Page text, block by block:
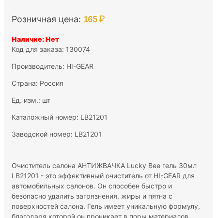
Розничная цена: 165 ₽
Наличие: Нет
Код для заказа: 130074
Производитель: HI-GEAR
Страна: Россия
Ед. изм.: шт
Каталожный номер: LB21201
Заводской номер: LB21201
Очиститель салона АНТИЖВАЧКА Lucky Bee гель 30мл
LB21201 - это эффективный очиститель от HI-GEAR для
автомобильных салонов. Он способен быстро и
безопасно удалить загрязнения, жиры и пятна с
поверхностей салона. Гель имеет уникальную формулу,
благодаря которой он проникает в поры материалов